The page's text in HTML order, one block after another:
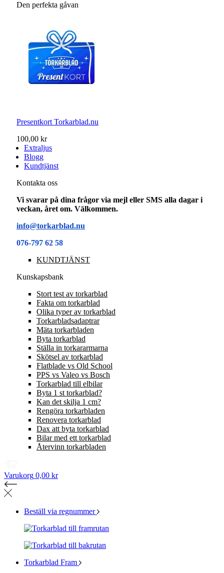
Den perfekta gåvan
Presentkort Torkarblad.nu
100,00 kr
Extraljus
Blogg
Kundtjänst
Kontakta oss
Vi svarar på dina frågor via mejl eller SMS alla dagar i
veckan, året om. Välkommen.
info@torkarblad.nu
076-797 62 58
KUNDTJÄNST
Kunskapsbank
Stort test av torkarblad
Fakta om torkarblad
Olika typer av torkarblad
Torkarbladsadaptrar
Mäta torkarbladen
Byta torkarblad
Ställa in torkararmarna
Skötsel av torkarblad
Flatblade vs Old School
PPS vs Valeo vs Bosch
Torkarblad till elbilar
Byta 1 st torkarblad?
Kan det skilja 1 cm?
Rengöra torkarbladen
Renovera torkarblad
Dax att byta torkarblad
Bilar med ett torkarblad
Återvinn torkarbladen
Varukorg 0,00 kr
Beställ via regnummer
Torkarblad Fram